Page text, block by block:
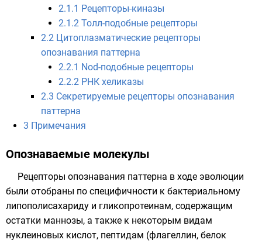
2.1.1 Рецепторы-киназы
2.1.2 Толл-подобные рецепторы
2.2 Цитоплазматические рецепторы
опознавания паттерна
2.2.1 Nod-подобные рецепторы
2.2.2 РНК хеликазы
2.3 Секретируемые рецепторы опознавания
паттерна
3 Примечания
Опознаваемые молекулы
Рецепторы опознавания паттерна в ходе эволюции
были отобраны по специфичности к бактериальному
липополисахариду и гликопротеинам, содержащим
остатки маннозы, а также к некоторым видам
нуклеиновых кислот, пептидам (флагеллин, белок